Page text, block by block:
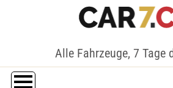
Alle Fahrzeuge, 7 Tage